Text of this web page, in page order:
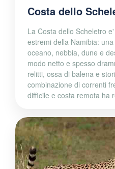
Costa dello
La Costa dello Scheletro
estremi della Namibia:
oceano, nebbia, dune e
modo netto e spesso
relitti, ossa di balena e
combinazione di correnti
difficile e costa remota ha